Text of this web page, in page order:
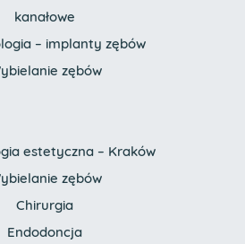
kanałowe
– implanty zębów
zębów
estetyczna – Kraków
zębów
Chirurgia
Endodoncja